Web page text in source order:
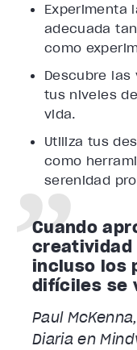
Experimenta
adecuada
como
Descubre
tus niveles
vida.
Utiliza tus
como
serenidad
Cuando
creatividad
incluso los
difíciles se
Paul
Diaria en